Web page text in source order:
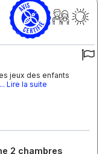
jeux des enfants
... Lire la suite
2 chambres